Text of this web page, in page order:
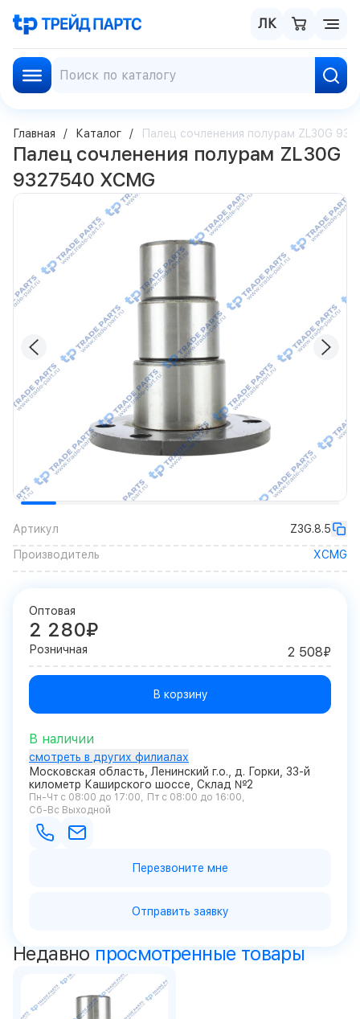
ЛК
Главная Каталог Палец сочленения полурам ZL30G
Палец сочленения полурам ZL30G
9327540 XCMG
Артикул
Z3G.8.5
Производитель
XCMG
Оптовая
2 280₽
Розничная 2 508₽
В корзину
В наличии
смотреть в других филиалах
Московская область, Ленинский г.о., д. Горки, 33-й
километр Каширского шоссе, Склад №2
Пн-Чт с 08:00 до 17:00
Пт с 08:00 до 16:00
Сб-Вс Выходной
Перезвоните мне
Отправить заявку
Недавно просмотренные товары